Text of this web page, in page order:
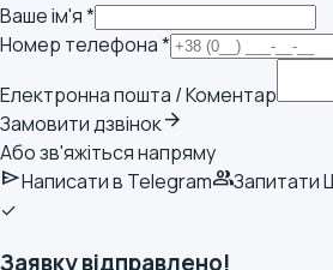
Ваше ім'я *
Номер телефона *
Електронна пошта / Коментар
Замовити дзвінокarrow_forward
Або зв'яжіться напряму
sendНаписати в TelegramgroupЗапитати
✓
Заявку відправлено!